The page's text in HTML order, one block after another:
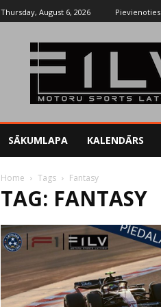
Thursday, August 6, 2026 Pievienoties
SĀKUMLAPA KALENDĀRS
Home Tags Fantasy
TAG: FANTASY